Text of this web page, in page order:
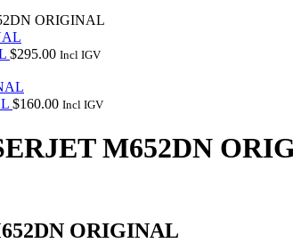
ORIGINAL
$295.00 Incl IGV
$160.00 Incl IGV
M652DN
ORIGINAL